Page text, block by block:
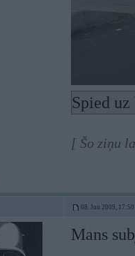
Spied
[ Šo ziņu
08. Jun 2009, 17:50
Mans